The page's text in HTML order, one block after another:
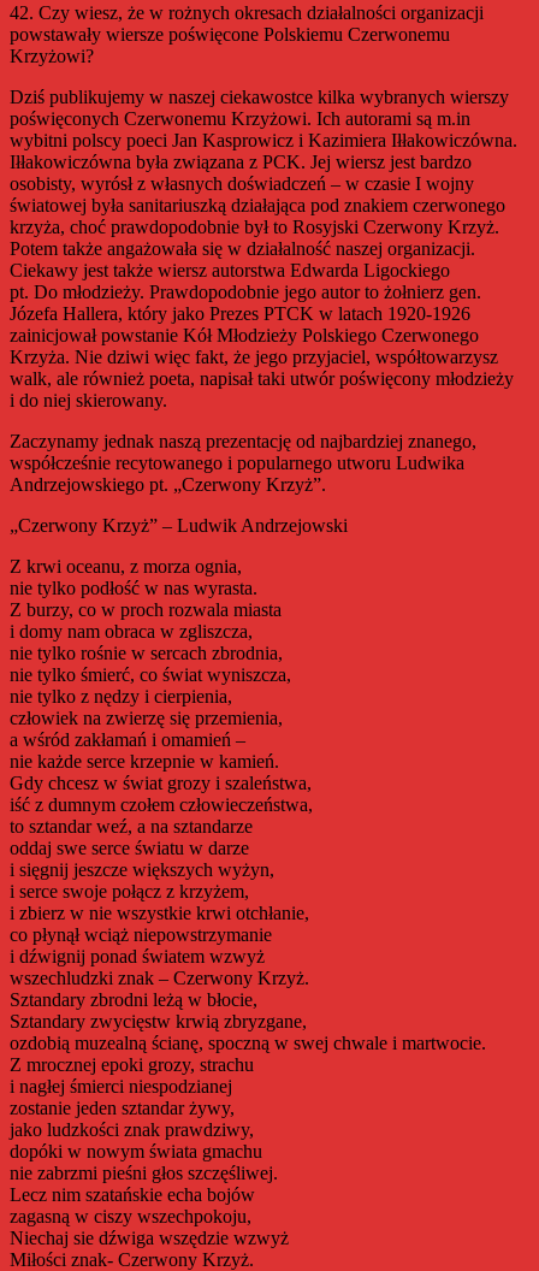
42. Czy wiesz, że w rożnych okresach działalności organizacji
powstawały wiersze poświęcone Polskiemu Czerwonemu
Krzyżowi?
Dziś publikujemy w naszej ciekawostce kilka wybranych wierszy
poświęconych Czerwonemu Krzyżowi. Ich autorami są m.in
wybitni polscy poeci Jan Kasprowicz i Kazimiera Iłłakowiczówna.
Iłłakowiczówna była związana z PCK. Jej wiersz jest bardzo
osobisty, wyrósł z własnych doświadczeń – w czasie I wojny
światowej była sanitariuszką działająca pod znakiem czerwonego
krzyża, choć prawdopodobnie był to Rosyjski Czerwony Krzyż.
Potem także angażowała się w działalność naszej organizacji.
Ciekawy jest także wiersz autorstwa Edwarda Ligockiego
pt. Do młodzieży. Prawdopodobnie jego autor to żołnierz gen.
Józefa Hallera, który jako Prezes PTCK w latach 1920-1926
zainicjował powstanie Kół Młodzieży Polskiego Czerwonego
Krzyża. Nie dziwi więc fakt, że jego przyjaciel, współtowarzysz
walk, ale również poeta, napisał taki utwór poświęcony młodzieży
i do niej skierowany.
Zaczynamy jednak naszą prezentację od najbardziej znanego,
współcześnie recytowanego i popularnego utworu Ludwika
Andrzejowskiego pt. „Czerwony Krzyż”.
„Czerwony Krzyż” – Ludwik Andrzejowski
Z krwi oceanu, z morza ognia,
nie tylko podłość w nas wyrasta.
Z burzy, co w proch rozwala miasta
i domy nam obraca w zgliszcza,
nie tylko rośnie w sercach zbrodnia,
nie tylko śmierć, co świat wyniszcza,
nie tylko z nędzy i cierpienia,
człowiek na zwierzę się przemienia,
a wśród zakłamań i omamień –
nie każde serce krzepnie w kamień.
Gdy chcesz w świat grozy i szaleństwa,
iść z dumnym czołem człowieczeństwa,
to sztandar weź, a na sztandarze
oddaj swe serce światu w darze
i sięgnij jeszcze większych wyżyn,
i serce swoje połącz z krzyżem,
i zbierz w nie wszystkie krwi otchłanie,
co płynął wciąż niepowstrzymanie
i dźwignij ponad światem wzwyż
wszechludzki znak – Czerwony Krzyż.
Sztandary zbrodni leżą w błocie,
Sztandary zwycięstw krwią zbryzgane,
ozdobią muzealną ścianę, spoczną w swej chwale i martwocie.
Z mrocznej epoki grozy, strachu
i nagłej śmierci niespodzianej
zostanie jeden sztandar żywy,
jako ludzkości znak prawdziwy,
dopóki w nowym świata gmachu
nie zabrzmi pieśni głos szczęśliwej.
Lecz nim szatańskie echa bojów
zagasną w ciszy wszechpokoju,
Niechaj sie dźwiga wszędzie wzwyż
Miłości znak- Czerwony Krzyż.